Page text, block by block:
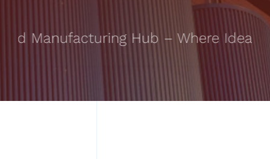
Manufacturing Hub – Where Ideas